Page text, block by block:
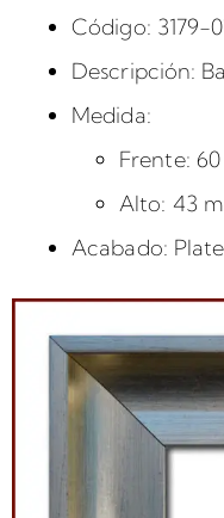
Código: 3179-
Descripción:
Medida:
Frente:
Alto: 43
Acabado: